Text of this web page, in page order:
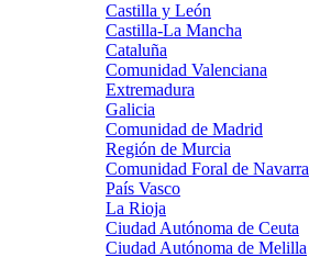
Castilla y León
Castilla-La Mancha
Cataluña
Comunidad Valenciana
Extremadura
Galicia
Comunidad de Madrid
Región de Murcia
Comunidad Foral de Navarra
País Vasco
La Rioja
Ciudad Autónoma de Ceuta
Ciudad Autónoma de Melilla